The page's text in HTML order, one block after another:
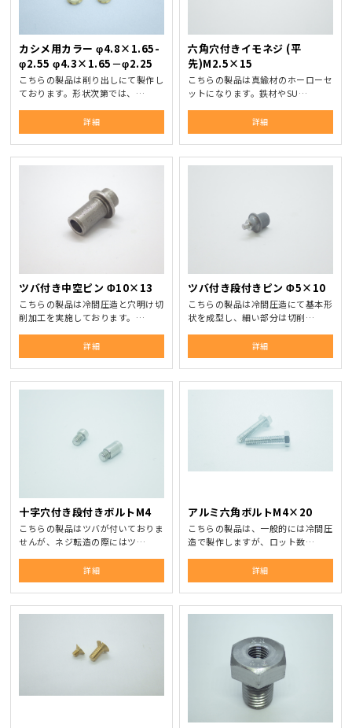
カシメ用カラー φ4.8×1.65-
φ2.55 φ4.3×1.65－φ2.25
こちらの製品は削り出しにて製作し
ております。形状次第では、…
詳細
六角穴付きイモネジ (平
先)M2.5×15
こちらの製品は真鍮材のホーローセ
ットになります。鉄材やSU…
詳細
ツバ付き中空ピン Φ10×13
こちらの製品は冷間圧造と穴明け切
削加工を実施しております。…
詳細
ツバ付き段付きピン Φ5×10
こちらの製品は冷間圧造にて基本形
状を成型し、細い部分は切削…
詳細
十字穴付き段付きボルトM4
こちらの製品はツバが付いておりま
せんが、ネジ転造の際にはツ…
詳細
アルミ六角ボルトM4×20
こちらの製品は、一般的には冷間圧
造で製作しますが、ロット数…
詳細